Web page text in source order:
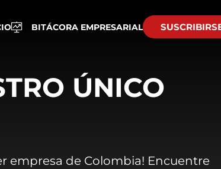
BITÁCORA EMPRESARIAL
ÚNICO
empresa de Colombia! Encuentre